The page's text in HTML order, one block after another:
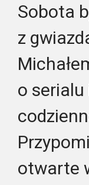
Sobota
z
o
otwarte